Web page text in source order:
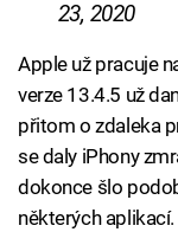
23, 2020
Apple už pracuje
verze 13.4.5 už
přitom o zdaleka
se daly iPhony
dokonce šlo
některých